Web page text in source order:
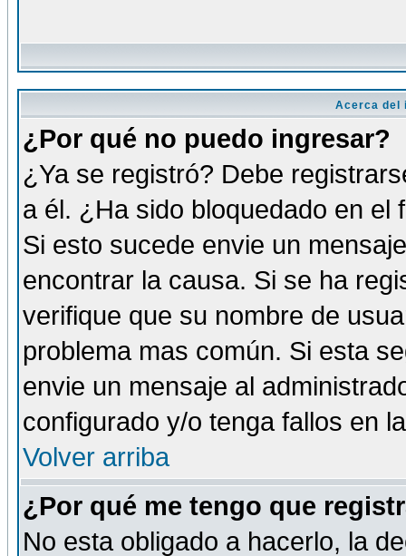
Acerca del
¿Por qué no puedo ingresar?
¿Ya se registró? Debe
a él. ¿Ha sido bloquedado en
Si esto sucede envie un
encontrar la causa. Si se ha
verifique que su nombre de
problema mas común. Si esta
envie un mensaje al
configurado y/o tenga fallos en
Volver arriba
¿Por qué me tengo que
No esta obligado a hacerlo, la